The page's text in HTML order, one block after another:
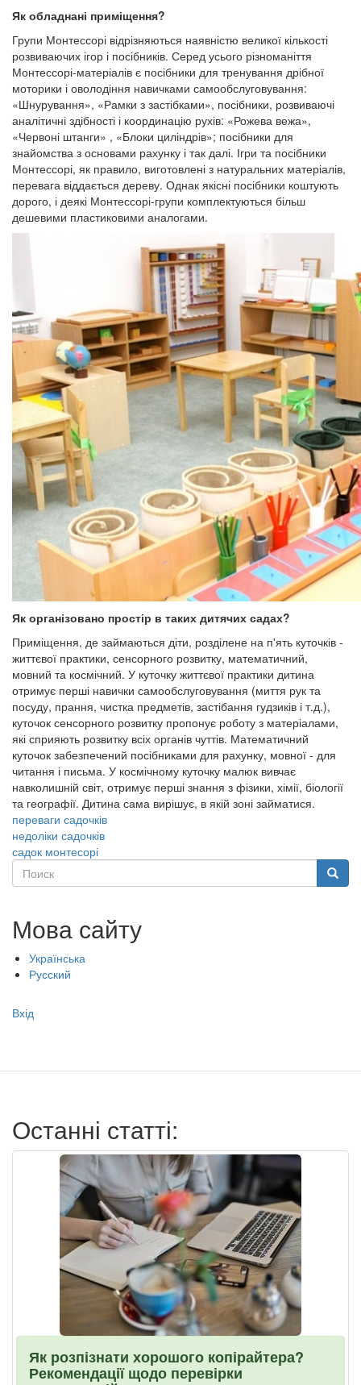
Як обладнані приміщення?
Групи Монтессорі відрізняються наявністю великої кількості
розвиваючих ігор і посібників. Серед усього різноманіття
Монтессорі-матеріалів є посібники для тренування дрібної
моторики і оволодіння навичками самообслуговування:
«Шнурування», «Рамки з застібками», посібники, розвиваючі
аналітичні здібності і координацію рухів: «Рожева вежа»,
«Червоні штанги» , «Блоки циліндрів»; посібники для
знайомства з основами рахунку і так далі. Ігри та посібники
Монтессорі, як правило, виготовлені з натуральних матеріалів,
перевага віддається дереву. Однак якісні посібники коштують
дорого, і деякі Монтессорі-групи комплектуються більш
дешевими пластиковими аналогами.
Як організовано простір в таких дитячих садах?
Приміщення, де займаються діти, розділене на п'ять куточків -
життєвої практики, сенсорного розвитку, математичний,
мовний та космічний. У куточку життєвої практики дитина
отримує перші навички самообслуговування (миття рук та
посуду, прання, чистка предметів, застібання гудзиків і т.д.),
куточок сенсорного розвитку пропонує роботу з матеріалами,
які сприяють розвитку всіх органів чуттів. Математичний
куточок забезпечений посібниками для рахунку, мовної - для
читання і письма. У космічному куточку малюк вивчає
навколишній світ, отримує перші знання з фізики, хімії, біології
та географії. Дитина сама вирішує, в якій зоні займатися.
переваги садочків
недоліки садочків
садок монтесорі
Поиск
Поиск
Мова сайту
Українська
Русский
Меню
записи
Вхід
Останні статті:
Як розпізнати хорошого копірайтера?
Рекомендації щодо перевірки